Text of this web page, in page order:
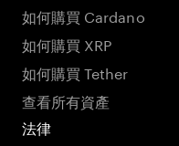
如何購買 Cardano
如何購買 XRP
如何購買 Tether
查看所有資產
法律